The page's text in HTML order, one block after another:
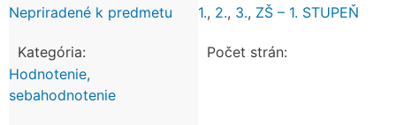
Nepriradené k predmetu
1., 2., 3., ZŠ – 1. STUPEŇ
Kategória:
Hodnotenie,
sebahodnotenie
Počet strán: